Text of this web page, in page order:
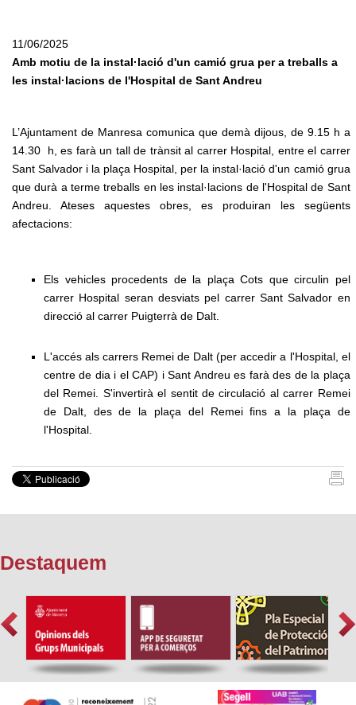
11/06/2025
Amb motiu de la instal·lació d'un camió grua per a treballs a
les instal·lacions de l'Hospital de Sant Andreu
L’Ajuntament de Manresa comunica que demà dijous, de 9.15 h a
14.30 h, es farà un tall de trànsit al carrer Hospital, entre el carrer
Sant Salvador i la plaça Hospital, per la instal·lació d'un camió grua
que durà a terme treballs en les instal·lacions de l'Hospital de Sant
Andreu. Ateses aquestes obres, es produiran les següents
afectacions:
Els vehicles procedents de la plaça Cots que circulin pel
carrer Hospital seran desviats pel carrer Sant Salvador en
direcció al carrer Puigterrà de Dalt.
L'accés als carrers Remei de Dalt (per accedir a l'Hospital, el
centre de dia i el CAP) i Sant Andreu es farà des de la plaça
del Remei. S'invertirà el sentit de circulació al carrer Remei
de Dalt, des de la plaça del Remei fins a la plaça de
l'Hospital.
Destaquem